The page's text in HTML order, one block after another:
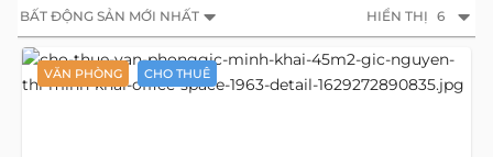
BẤT ĐỘNG SẢN MỚI NHẤT HIỂN THỊ 6
VĂN PHÒNG CHO THUÊ